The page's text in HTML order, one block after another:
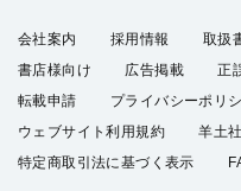
会社案内 採用情報 取扱
書店様向け
広告掲載 正
転載申請
プライバシーポリ
ウェブサイト利用規約
羊土
特定商取引法に基づく表示